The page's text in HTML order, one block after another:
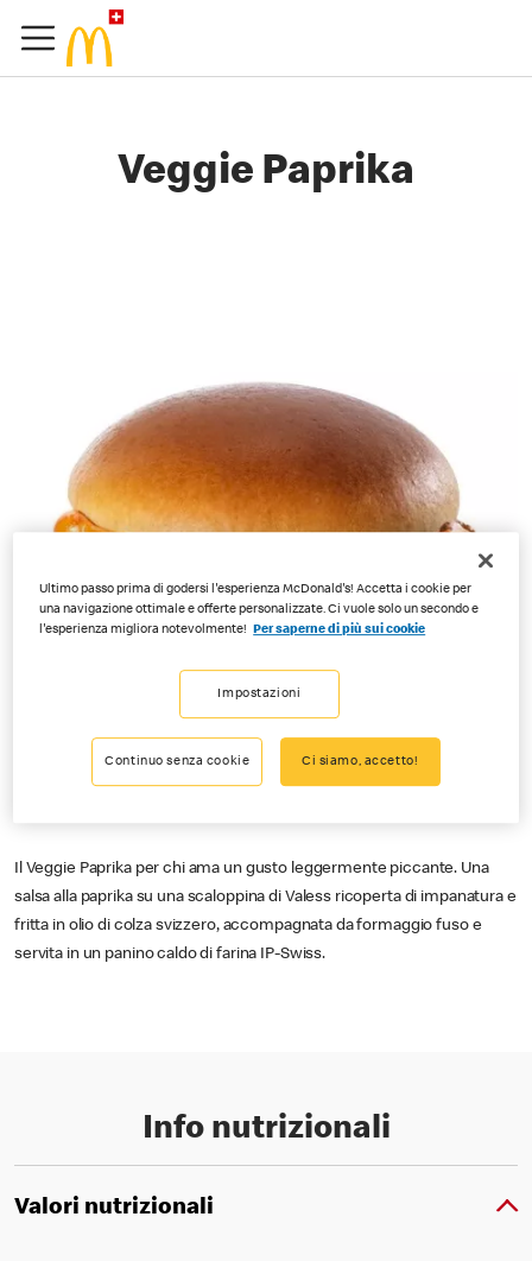
Veggie Paprika
Il Veggie Paprika per chi ama un gusto leggermente piccante. Una
salsa alla paprika su una scaloppina di Valess ricoperta di impanatura e
fritta in olio di colza svizzero, accompagnata da formaggio fuso e
servita in un panino caldo di farina IP-Swiss.
Info nutrizionali
Valori nutrizionali
Ultimo passo prima di godersi l'esperienza McDonald's! Accetta i cookie per
una navigazione ottimale e offerte personalizzate. Ci vuole solo un secondo e
l'esperienza migliora notevolmente! Per saperne di più sui cookie
Impostazioni
Continuo senza cookie Ci siamo, accetto!